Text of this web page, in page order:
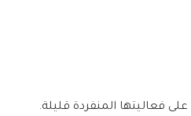
فعاليتها المنفردة قليلة.